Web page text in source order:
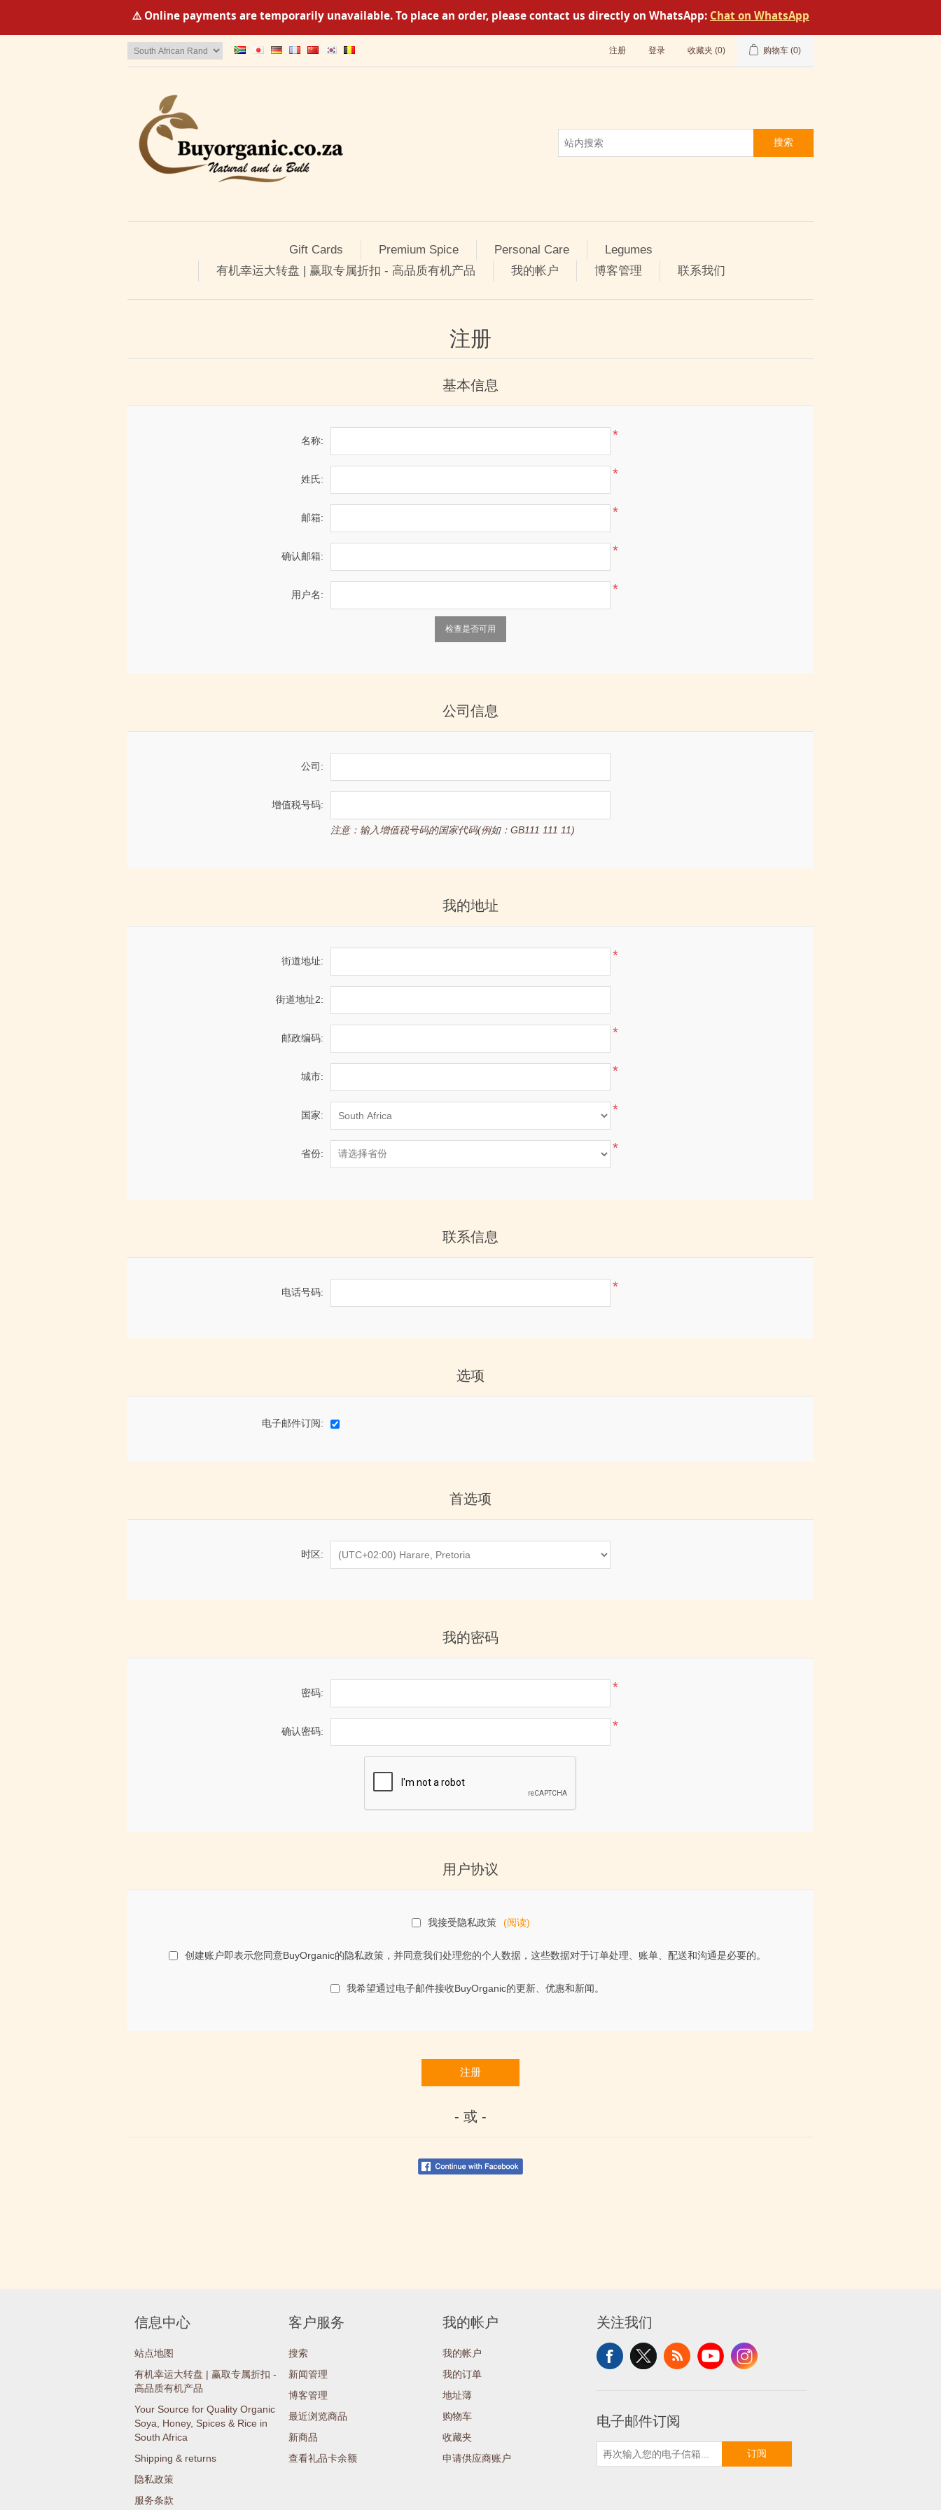
⚠️ Online payments are temporarily unavailable. To place an order, please contact us directly on WhatsApp: Chat on WhatsApp
注册 登录 收藏夹 (0) 购物车 (0)
搜索
Gift Cards Premium Spice Personal Care
Legumes
有机幸运大转盘 | 赢取专属折扣 - 高品质有机产品
我的帐户 博客管理 联系我们
注册
基本信息
名称: *
姓氏: *
邮箱: *
确认邮箱: *
用户名: *
检查是否可用
公司信息
公司:
增值税号码:
注意：输入增值税号码的国家代码(例如：GB111 111 11)
我的地址
街道地址: *
街道地址2:
邮政编码: *
城市: *
国家: *
省份: *
联系信息
电话号码: *
选项
电子邮件订阅:
首选项
时区:
我的密码
密码: *
确认密码: *
用户协议
我接受隐私政策 (阅读)
创建账户即表示您同意BuyOrganic的隐私政策，并同意我们处理您的个人数据，这些数据对于订单处理、账单、配送和沟通是必要的。
我希望通过电子邮件接收BuyOrganic的更新、优惠和新闻。
注册
- 或 -
信息中心
站点地图
有机幸运大转盘 | 赢取专属折扣 -
高品质有机产品
Your Source for Quality Organic
Soya, Honey, Spices & Rice in
South Africa
Shipping & returns
隐私政策
服务条款
客户服务
搜索
新闻管理
博客管理
最近浏览商品
新商品
查看礼品卡余额
我的帐户
我的帐户
我的订单
地址薄
购物车
收藏夹
申请供应商账户
关注我们
电子邮件订阅
订阅